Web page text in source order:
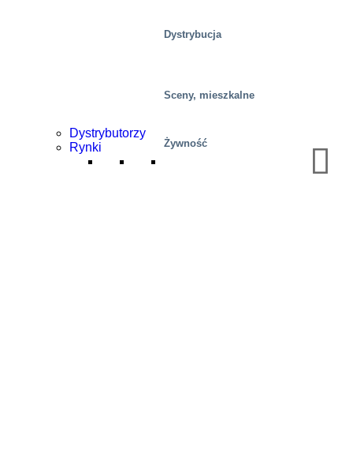
Żywność
Dystrybucja
Sceny, mieszkalne
Dystrybutorzy
Rynki